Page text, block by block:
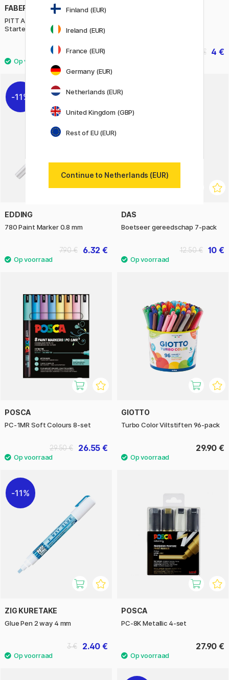
FABER-CASTELL
PITT Artist Hand Lettering
Starter Set 8-pack
22.32 €
27.90 € 4 €
5 €
11%
EDDING
780 Paint Marker 0.8 mm
6.32 €
7.90 €
DAS
Boetseer gereedschap 7-pack
10 €
12.50 €
POSCA
PC-1MR Soft Colours 8-set
26.55 €
29.50 €
GIOTTO
Turbo Color Viltstiften 96-pack
29.90 €
11%
ZIG KURETAKE
Glue Pen 2 way 4 mm
2.40 €
3 €
POSCA
PC-8K Metallic 4-set
27.90 €
Finland (EUR)
Ireland (EUR)
France (EUR)
Germany (EUR)
Netherlands (EUR)
United Kingdom (GBP)
Rest of EU (EUR)
Continue to Netherlands (EUR)